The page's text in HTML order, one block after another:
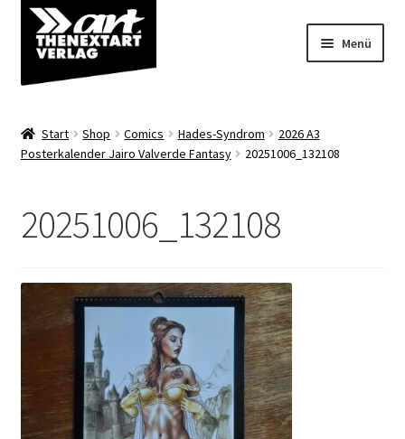
Zur
Navigation
springen
Zum
Inhalt
springen
Menü
Shop
Start Shop Comics Hades-Syndrom
2026 A3
Posterkalender Jairo Valverde Fantasy
20251006_132108
20251006_132108